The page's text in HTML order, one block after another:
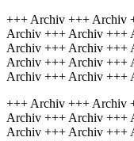
+++ Archiv +++ Archiv
Archiv +++ Archiv +++
Archiv +++ Archiv +++
Archiv +++ Archiv +++
Archiv +++ Archiv +++
+++ Archiv +++ Archiv
Archiv +++ Archiv +++
Archiv +++ Archiv +++